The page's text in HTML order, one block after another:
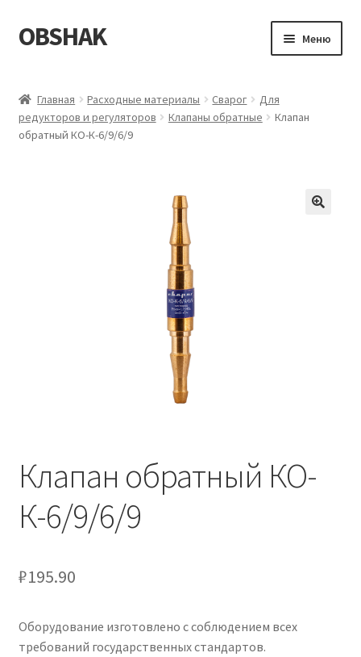
Перейти
к
Перейти
к
OBSHAK Меню
Категории
Главная Расходные материалы Сварог
Для
редукторов и регуляторов
Клапаны обратные
Клапан
обратный КО-К-6/9/6/9
Клапан обратный КО-
К-6/9/6/9
₽195.90
Оборудование изготовлено с соблюдением всех
требований государственных стандартов.